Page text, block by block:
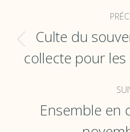
de Culte du
collecte pour
Ensemble en